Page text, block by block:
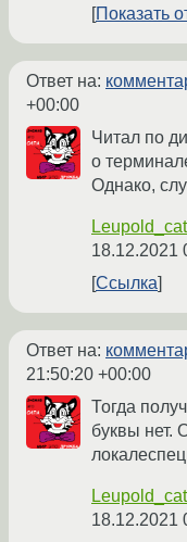
Показать
Ответ на:
+00:00
Читал по
о
Однако,
Leupold_cat
18.12.2021
Ссылка
Ответ на:
21:50:20 +00:00
Тогда
буквы нет.
Leupold_cat
18.12.2021